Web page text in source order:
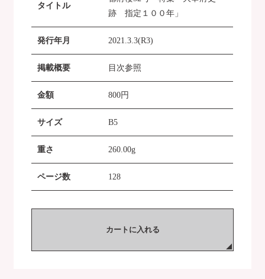
タイトル
跡 指定１００年」
発行年月 2021.3.3(R3)
掲載概要 目次参照
金額 800円
サイズ B5
重さ 260.00g
ページ数 128
カートに入れる